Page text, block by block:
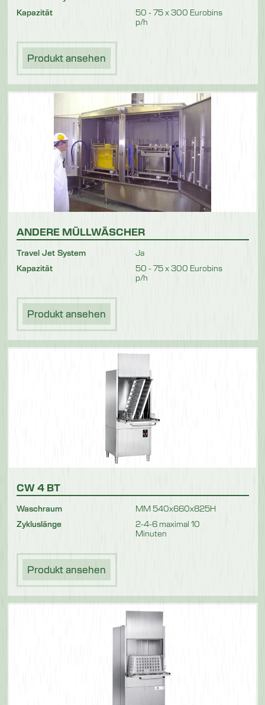
Kapazität
50 - 75 x 300 Eurobins
p/h
Produkt ansehen
ANDERE MÜLLWÄSCHER
Travel Jet System
Ja
Kapazität
50 - 75 x 300 Eurobins
p/h
Produkt ansehen
CW 4 BT
Waschraum
MM 540x660x825H
Zykluslänge
2-4-6 maximal 10
Minuten
Produkt ansehen